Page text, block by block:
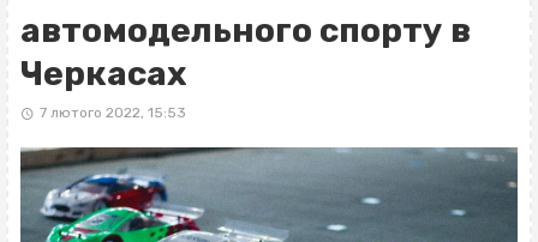
автомодельного спорту в
Черкасах
7 лютого 2022, 15:53